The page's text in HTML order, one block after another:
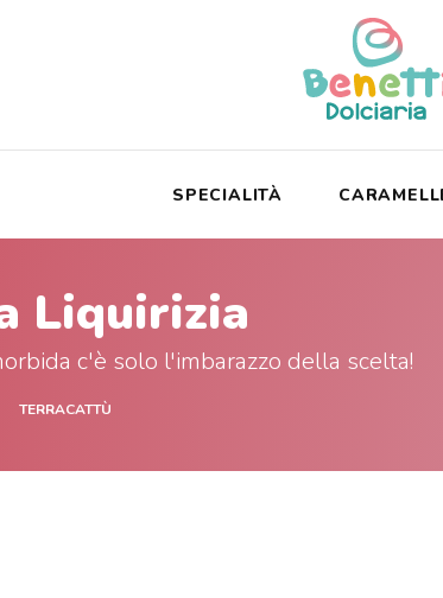
SPECIALITÀ
Liquirizia
c'è solo l'imbarazzo della scelta!
TERRACATTÙ